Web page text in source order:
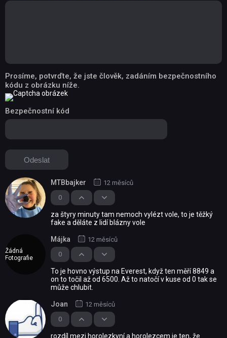
Prosíme, potvrďte, že jste člověk, zadáním bezpečnostního
kódu z obrázku níže.
Bezpečnostní kód
0
MTBbajker 12 měsíců
za štyry minuty tam nemoch vylézt vole, to je těžký
fake a děláte z lidí blázny vole
Žádná
Fotografie
0
Májka 12 měsíců
To je hovno výstup na Everest, když ten měří 8849 a
on to točil až od 6500. Až to natočí v kuse od 0 tak se
může chlubit.
0
Joan 12 měsíců
rozdíl mezi horolezkyní a horolezcem je ten, že